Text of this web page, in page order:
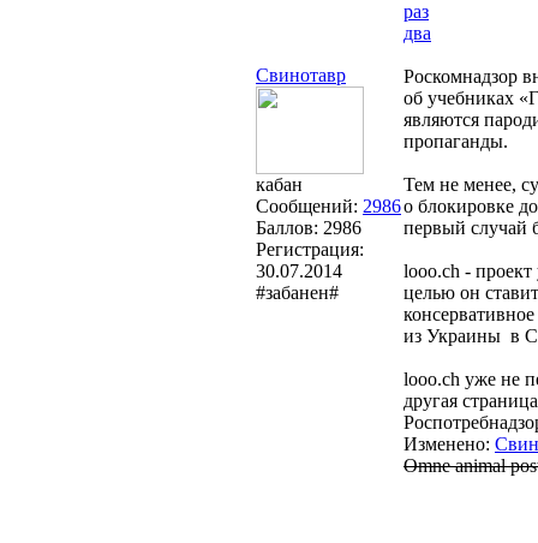
Свинотавр
кабан
Сообщений: 2986
Баллов: 2986
Регистрация:
30.07.2014
#забанен#
раз
два
Роскомнадзор
об учебниках
являются
пропаганды.
Тем не менее,
о блокировке
первый случай
looo.ch -
целью он
из Украины в
looo.ch уже не
другая
Изменено:
Omne animal